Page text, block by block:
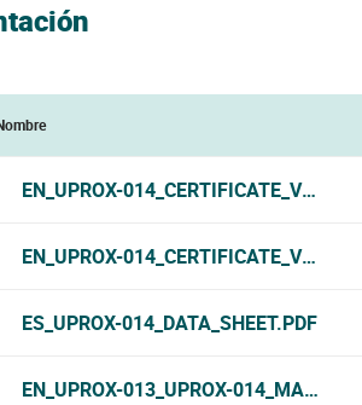
EN_UPROX-
EN_UPROX-014_CERTIFICATE_VNO.PDF
ES_UPROX-014_DATA_SHEET.PDF
EN_UPROX-013_UPROX-